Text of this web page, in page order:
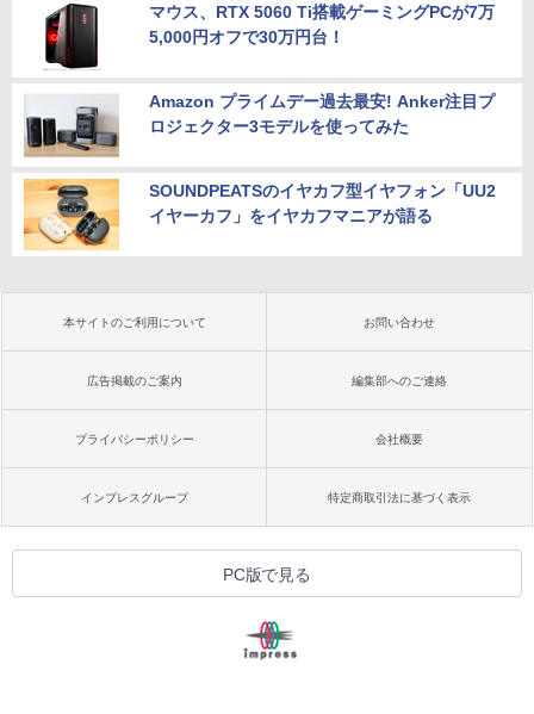
マウス、RTX 5060 Ti搭載ゲーミングPCが7万
5,000円オフで30万円台！
Amazon プライムデー過去最安! Anker注目プ
ロジェクター3モデルを使ってみた
SOUNDPEATSのイヤカフ型イヤフォン「UU2
イヤーカフ」をイヤカフマニアが語る
本サイトのご利用について お問い合わせ
広告掲載のご案内 編集部へのご連絡
プライバシーポリシー 会社概要
インプレスグループ 特定商取引法に基づく表示
PC版で見る